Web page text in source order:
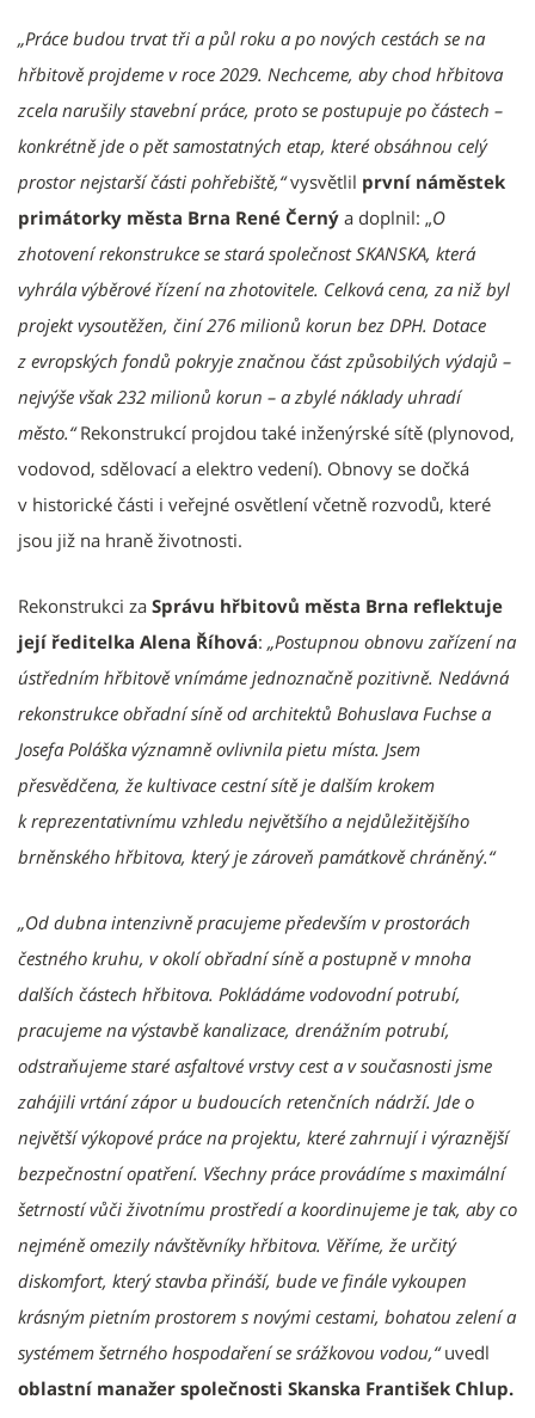
„Práce budou trvat tři a půl roku a po nových cestách se na
hřbitově projdeme v roce 2029. Nechceme, aby chod hřbitova
zcela narušily stavební práce, proto se postupuje po částech –
konkrétně jde o pět samostatných etap, které obsáhnou celý
prostor nejstarší části pohřebiště,“vysvětlil první náměstek
primátorky města Brna René Černý a doplnil: „O
zhotovení rekonstrukce se stará společnost SKANSKA, která
vyhrála výběrové řízení na zhotovitele. Celková cena, za niž byl
projekt vysoutěžen, činí 276 milionů korun bez DPH. Dotace
z evropských fondů pokryje značnou část způsobilých výdajů –
nejvýše však 232 milionů korun – a zbylé náklady uhradí
město.“Rekonstrukcí projdou také inženýrské sítě (plynovod,
vodovod, sdělovací a elektro vedení). Obnovy se dočká
v historické části i veřejné osvětlení včetně rozvodů, které
jsou již na hraně životnosti.
Rekonstrukci za Správu hřbitovů města Brna reflektuje
její ředitelka Alena Říhová: „Postupnou obnovu zařízení na
ústředním hřbitově vnímáme jednoznačně pozitivně. Nedávná
rekonstrukce obřadní síně od architektů Bohuslava Fuchse a
Josefa Poláška významně ovlivnila pietu místa. Jsem
přesvědčena, že kultivace cestní sítě je dalším krokem
k reprezentativnímu vzhledu největšího a nejdůležitějšího
brněnského hřbitova, který je zároveň památkově chráněný.“
„Od dubna intenzivně pracujeme především v prostorách
čestného kruhu, v okolí obřadní síně a postupně v mnoha
dalších částech hřbitova. Pokládáme vodovodní potrubí,
pracujeme na výstavbě kanalizace, drenážním potrubí,
odstraňujeme staré asfaltové vrstvy cest a v současnosti jsme
zahájili vrtání zápor u budoucích retenčních nádrží. Jde o
největší výkopové práce na projektu, které zahrnují i výraznější
bezpečnostní opatření. Všechny práce provádíme s maximální
šetrností vůči životnímu prostředí a koordinujeme je tak, aby co
nejméně omezily návštěvníky hřbitova. Věříme, že určitý
diskomfort, který stavba přináší, bude ve finále vykoupen
krásným pietním prostorem s novými cestami, bohatou zelení a
systémem šetrného hospodaření se srážkovou vodou,“uvedl
oblastní manažer společnosti Skanska František Chlup.